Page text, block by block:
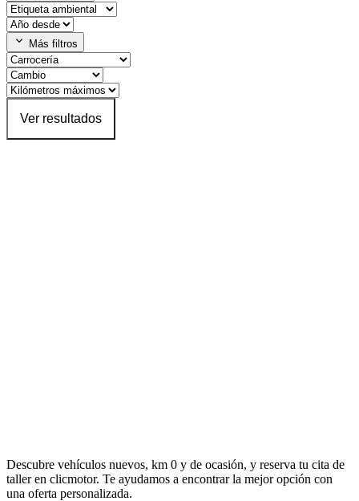
expand_more Más filtros
Ver resultados
Descubre vehículos nuevos, km 0 y de ocasión, y reserva tu cita de
taller en clicmotor. Te ayudamos a encontrar la mejor opción con
una oferta personalizada.